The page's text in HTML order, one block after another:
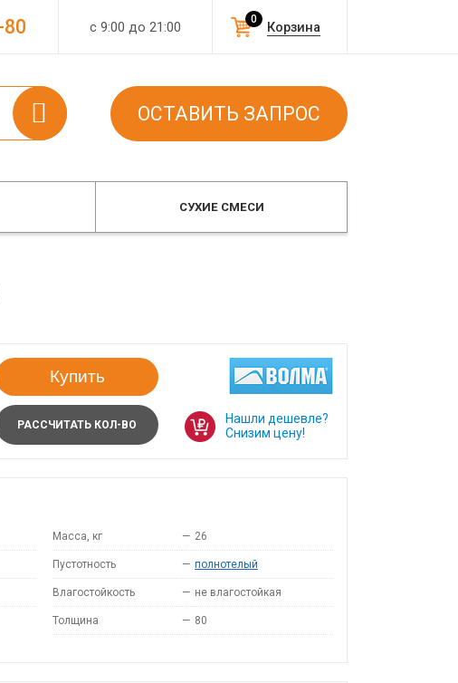
с 9:00 до 21:00 Корзина
0
ОСТАВИТЬ ЗАПРОС
СУХИЕ СМЕСИ
Купить
РАССЧИТАТЬ КОЛ-ВО
Нашли дешевле?
Снизим цену!
Масса, кг — 26
Пустотность — полнотелый
Влагостойкость — не влагостойкая
Толщина — 80